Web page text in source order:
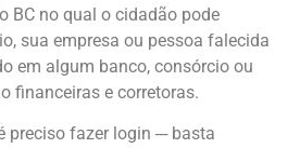
BC no qual o cidadão pode
sua empresa ou pessoa falecida
em algum banco, consórcio ou
financeiras e corretoras.
preciso fazer login ─ basta